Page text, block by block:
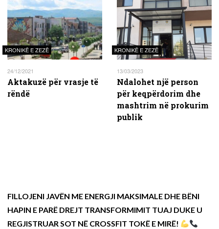
KRONIKË E ZEZË
24/12/2021
Aktakuzë për vrasje të
rëndë
KRONIKË E ZEZË
13/03/2023
Ndalohet një person
për keqpërdorim dhe
mashtrim në prokurim
publik
FILLOJENI JAVËN ME ENERGJI MAKSIMALE DHE BËNI
HAPIN E PARË DREJT TRANSFORMIMIT TUAJ DUKE U
REGJISTRUAR SOT NË CROSSFIT TOKË E MIRË!